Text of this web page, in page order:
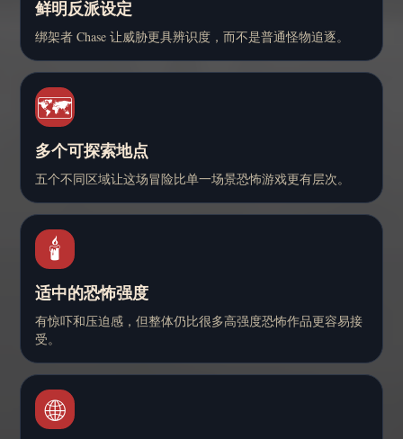
鲜明反派设定
绑架者 Chase 让威胁更具辨识度，而不是普通怪物追逐。
🗺️
多个可探索地点
五个不同区域让这场冒险比单一场景恐怖游戏更有层次。
🕯️
适中的恐怖强度
有惊吓和压迫感，但整体仍比很多高强度恐怖作品更容易接
受。
🌐